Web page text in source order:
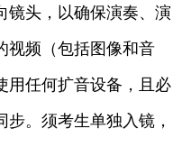
镜头，以确保演奏、演
视频（包括图像和音
用任何扩音设备，且必
。须考生单独入镜，